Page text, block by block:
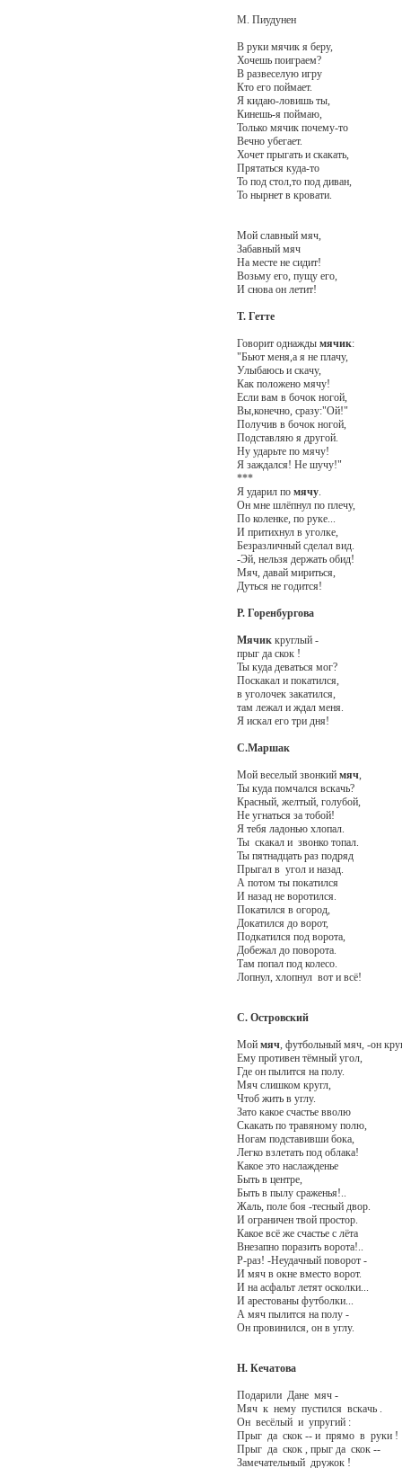
М. Пиудунен
В руки мячик я беру,
Хочешь поиграем?
В развеселую игру
Кто его поймает.
Я кидаю-ловишь ты,
Кинешь-я поймаю,
Только мячик почему-то
Вечно убегает.
Хочет прыгать и скакать,
Прятаться куда-то
То под стол,то под диван,
То нырнет в кровати.
Мой славный мяч,
Забавный мяч
На месте не сидит!
Возьму его, пущу его,
И снова он летит!
Т. Гетте
Говорит однажды мячик:
"Бьют меня,а я не плачу,
Улыбаюсь и скачу,
Как положено мячу!
Если вам в бочок ногой,
Вы,конечно, сразу:"Ой!"
Получив в бочок ногой,
Подставляю я другой.
Ну ударьте по мячу!
Я заждался! Не шучу!"
***
Я ударил по мячу.
Он мне шлёпнул по плечу,
По коленке, по руке...
И притихнул в уголке,
Безразличный сделал вид.
-Эй, нельзя держать обид!
Мяч, давай мириться,
Дуться не годится!
Р. Горенбургова
Мячиккруглый -
прыг да скок !
Ты куда деваться мог?
Поскакал и покатился,
в уголочек закатился,
там лежал и ждал меня.
Я искал его три дня!
С.Маршак
Мой веселый звонкий мяч,
Ты куда помчался вскачь?
Красный, желтый, голубой,
Не угнаться за тобой!
Я тебя ладонью хлопал.
Ты скакал и звонко топал.
Ты пятнадцать раз подряд
Прыгал в угол и назад.
А потом ты покатился
И назад не воротился.
Покатился в огород,
Докатился до ворот,
Подкатился под ворота,
Добежал до поворота.
Там попал под колесо.
Лопнул, хлопнул вот и всё!
С. Островский
Мой мяч, футбольный мяч, -он
Ему противен тёмный угол,
Где он пылится на полу.
Мяч слишком кругл,
Чтоб жить в углу.
Зато какое счастье вволю
Скакать по травяному полю,
Ногам подставивши бока,
Легко взлетать под облака!
Какое это наслажденье
Быть в центре,
Быть в пылу сраженья!..
Жаль, поле боя -тесный двор.
И ограничен твой простор.
Какое всё же счастье с лёта
Внезапно поразить ворота!..
Р-раз! -Неудачный поворот -
И мяч в окне вместо ворот.
И на асфальт летят осколки...
И арестованы футболки...
А мяч пылится на полу -
Он провинился, он в углу.
Н. Кечатова
Подарили Дане мяч -
Мяч к нему пустился вскачь .
Он весёлый и упругий :
Прыг да скок -- и прямо в руки !
Прыг да скок , прыг да скок --
Замечательный дружок !